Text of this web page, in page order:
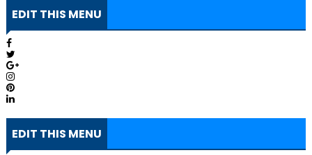
EDIT THIS MENU
EDIT THIS MENU